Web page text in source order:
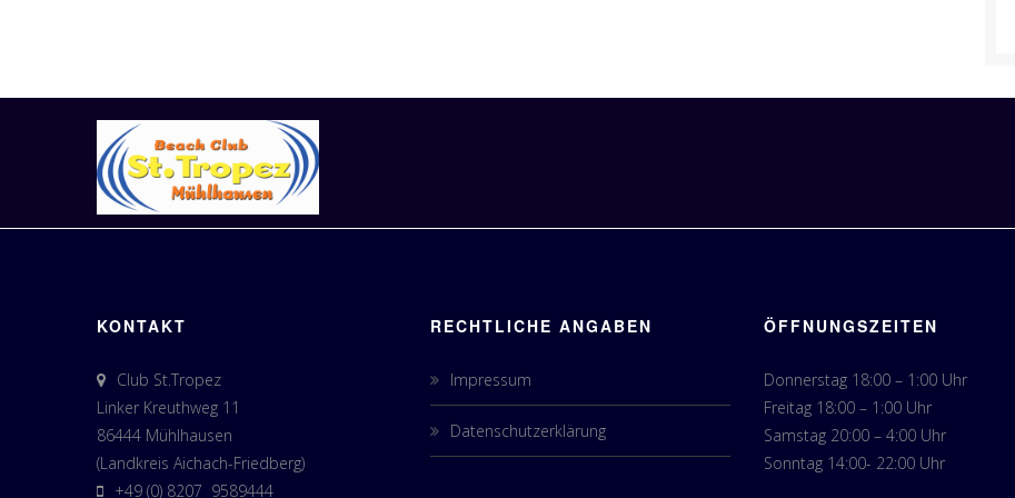
KONTAKT
Club St.Tropez
Linker Kreuthweg 11
86444 Mühlhausen
(Landkreis Aichach-Friedberg)
+49 (0) 8207 9589444
RECHTLICHE ANGABEN
Impressum
Datenschutzerklärung
ÖFFNUNGSZEITEN
Donnerstag 18:00 – 1:00 Uhr
Freitag 18:00 – 1:00 Uhr
Samstag 20:00 – 4:00 Uhr
Sonntag 14:00- 22:00 Uhr